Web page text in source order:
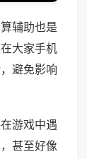
辅助也是
大家手机
避免影响
游戏中遇
甚至好像